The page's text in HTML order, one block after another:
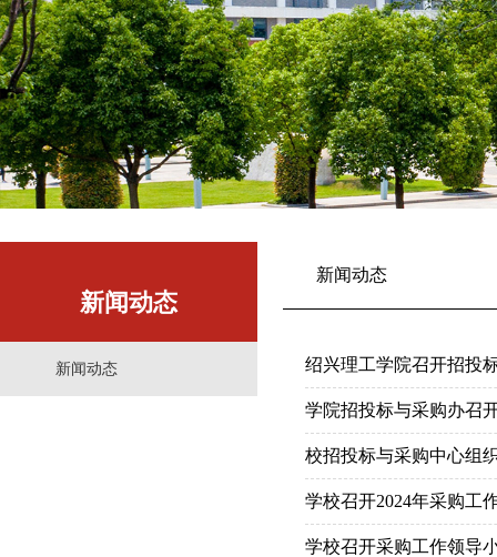
新闻动态
新闻动态
新闻动态
绍兴理工学院召开招投
学院招投标与采购办召
校招投标与采购中心组
学校召开2024年采购工
学校召开采购工作领导